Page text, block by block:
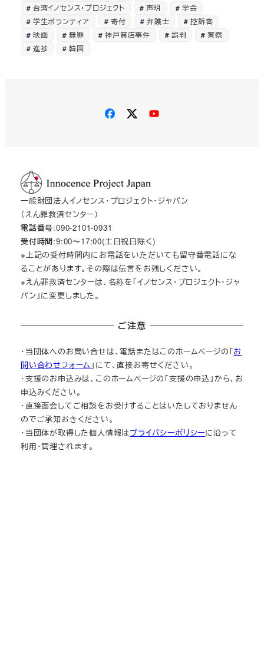
台湾イノセンス・プロジェクト
声明
学会
学生ボランティア
寄付 弁護士
控訴審
映画
無罪 神戸質店事件 誤判
警察
進捗
韓国
一般財団法人イノセンス・プロジェクト・ジャパン
（えん罪救済センター）
電話番号:090-2101-0931
受付時間:9:00〜17:00(土日祝日除く)
※上記の受付時間内にお電話をいただいても留守番電話にな
ることがあります。その際は伝言をお残しください。
※えん罪救済センターは、名称を「イノセンス・プロジェクト・ジャ
パン」に変更しました。
ご注意
・当団体へのお問い合せは、電話またはこのホームページの「お
問い合わせフォーム 」にて、直接お寄せください。
・支援のお申込みは、このホームページの「支援の申込」から、お
申込みください。
・直接面会してご相談をお受けすることはいたしておりません
のでご承知おきください。
・当団体が取得した個人情報はプライバシーポリシーに沿って
利用・管理されます。